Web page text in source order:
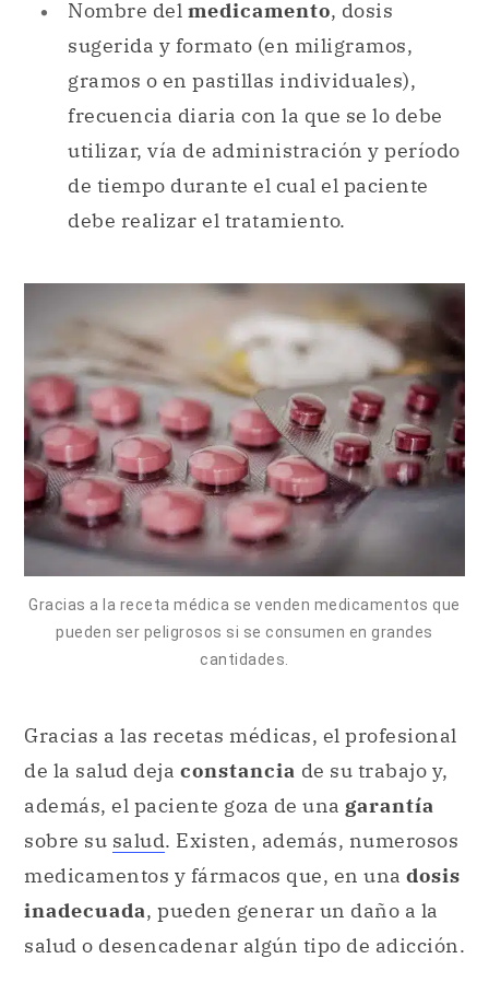
Nombre del medicamento, dosis
sugerida y formato (en miligramos,
gramos o en pastillas individuales),
frecuencia diaria con la que se lo debe
utilizar, vía de administración y período
de tiempo durante el cual el paciente
debe realizar el tratamiento.
Gracias a la receta médica se venden medicamentos que
pueden ser peligrosos si se consumen en grandes
cantidades.
Gracias a las recetas médicas, el profesional
de la salud deja constancia de su trabajo y,
además, el paciente goza de una garantía
sobre su salud. Existen, además, numerosos
medicamentos y fármacos que, en una dosis
inadecuada, pueden generar un daño a la
salud o desencadenar algún tipo de adicción.